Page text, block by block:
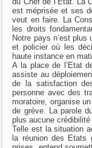
est méprisée et ses
veut en faire. La
les droits
Notre pays n’est
et policier où les
haute instance en
A la place de l’Etat
assiste au
de la satisfaction
personne avec des
moratoire, organise
de grève. La parole
plus aucune
Telle est la situation
la réunion des Etats